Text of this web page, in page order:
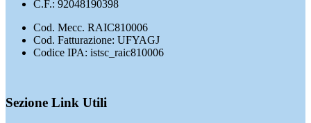
C.F.: 92048190398
Cod. Mecc. RAIC810006
Cod. Fatturazione: UFYAGJ
Codice IPA: istsc_raic810006
Sezione Link Utili